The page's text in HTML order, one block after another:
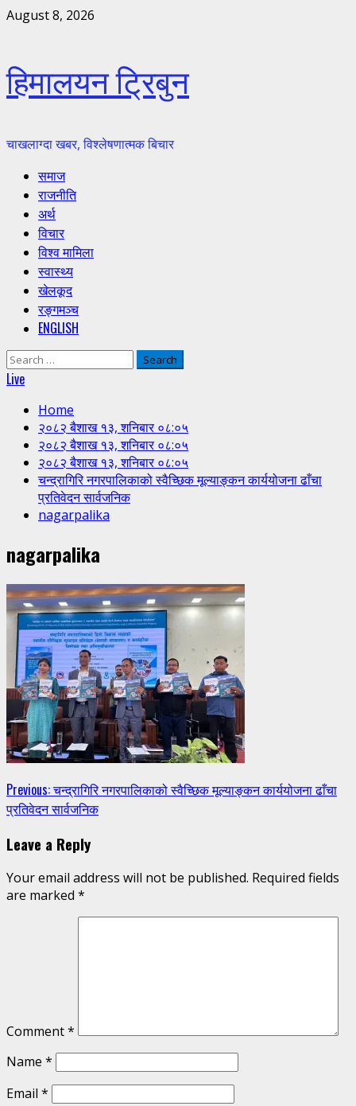
Skip
August 8, 2026
हिमालयन ट्रिबुन
चाखलाग्दा खबर, विश्लेषणात्मक बिचार
Primary
Menu
समाज
राजनीति
अर्थ
विचार
विश्व मामिला
स्वास्थ्य
खेलकूद
रङ्गमञ्च
ENGLISH
Search
for:
Live
Home
२०८२ बैशाख १३, शनिबार ०८:०५
२०८२ बैशाख १३, शनिबार ०८:०५
२०८२ बैशाख १३, शनिबार ०८:०५
चन्द्रागिरि नगरपालिकाको स्वैच्छिक मूल्याङ्कन कार्ययोजना ढाँचा
प्रतिवेदन सार्वजनिक
nagarpalika
nagarpalika
Continue
Reading
Previous:चन्द्रागिरि नगरपालिकाको स्वैच्छिक मूल्याङ्कन कार्ययोजना ढाँचा
प्रतिवेदन सार्वजनिक
Leave a Reply
Your email address will not be published. Required fields
are marked *
Comment*
Name *
Email *